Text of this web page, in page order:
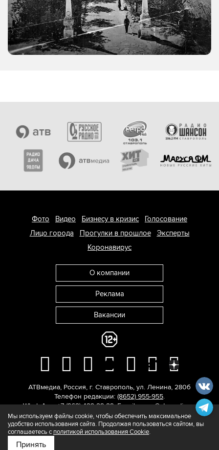
Подпишитесь на нас в
Фото Видео Бизнесу в кризис
Голосование
Лицо города
Прогулки в прошлое
Эксперты
Коронавирус
О компании
Реклама
Вакансии
АТВмедиа, Россия, г. Ставрополь, ул. Ленина, 280б
Телефон редакции: (8652) 955-955.
WhatsApp: +7 (962) 429-29-29. E-mail:news@atvmedia.ru.
© 2017-2026. Все права защищены.
Мы используем файлы cookie, чтобы обеспечить максимальное
удобство использования сайта. Продолжая пользоваться сайтом, вы
соглашаетесь с политикой использования Cookie.
Принять